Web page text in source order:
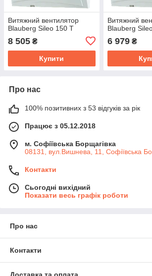
Витяжний вентилятор
Blauberg Sileo 150 T
8 505 ₴
Купити
Витяжний
Blauberg
6 979₴
Про нас
100% позитивних з 53 відгуків за рік
Працює з 05.12.2018
м. Софіївська Борщагівка
08131, вул.Вишнева, 11, Софіївська
Контакти
Сьогодні вихідний
Показати весь графік роботи
Про нас
Контакти